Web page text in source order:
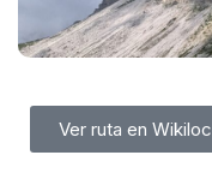
Ver ruta en Wikiloc